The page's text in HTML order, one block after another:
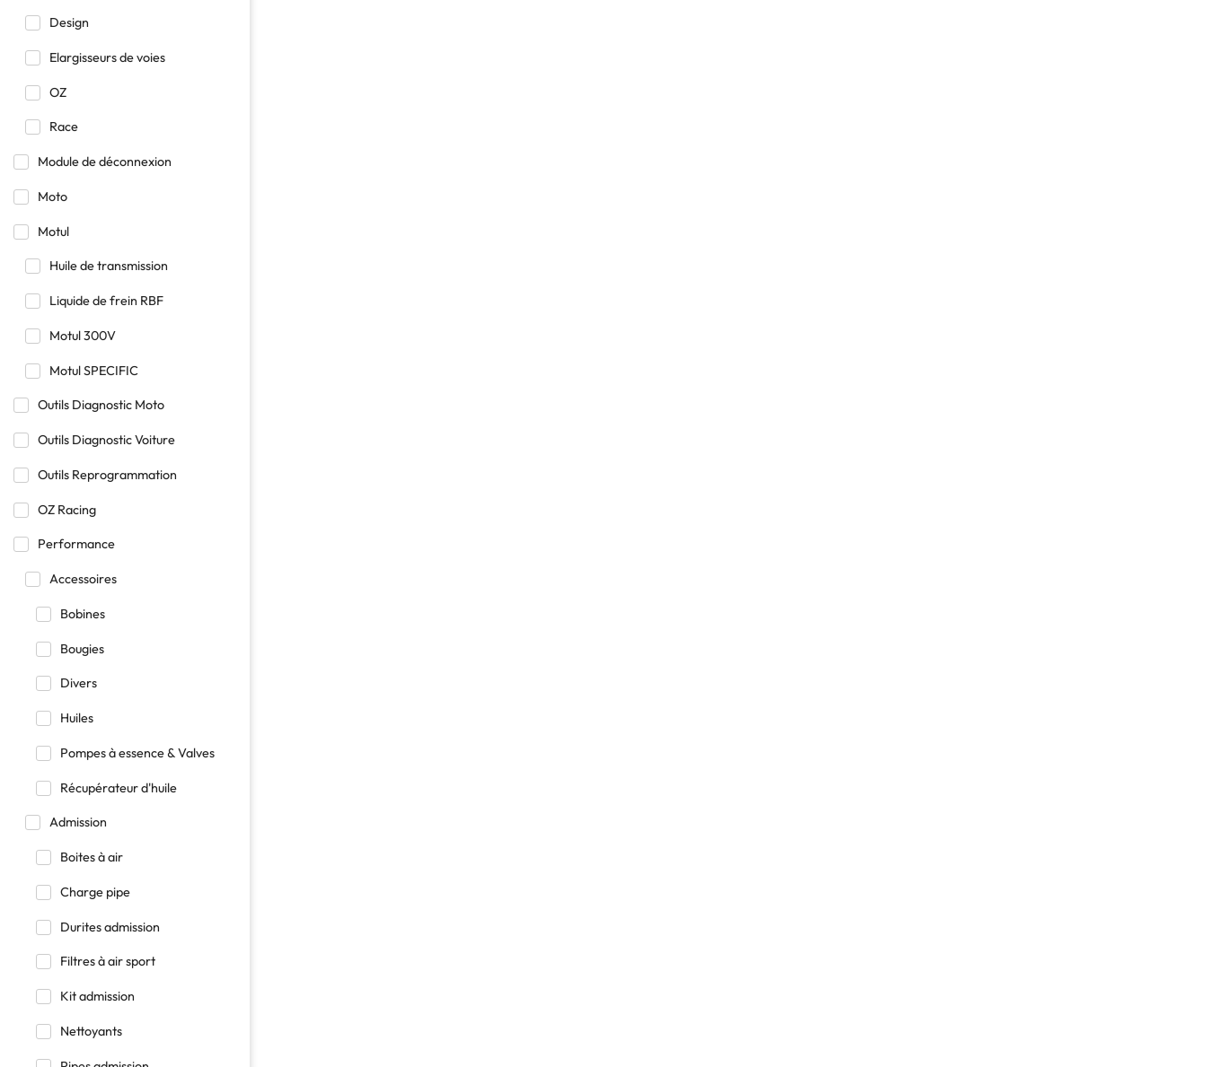
Design
Elargisseurs de voies
OZ
Race
Module de déconnexion
Moto
Motul
Huile de transmission
Liquide de frein RBF
Motul 300V
Motul SPECIFIC
Outils Diagnostic Moto
Outils Diagnostic Voiture
Outils Reprogrammation
OZ Racing
Performance
Accessoires
Bobines
Bougies
Divers
Huiles
Pompes à essence & Valves
Récupérateur d'huile
Admission
Boites à air
Charge pipe
Durites admission
Filtres à air sport
Kit admission
Nettoyants